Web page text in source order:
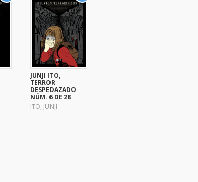
JUNJI ITO,
TERROR
DESPEDAZADO
NÚM. 6 DE 28
ITO, JUNJI